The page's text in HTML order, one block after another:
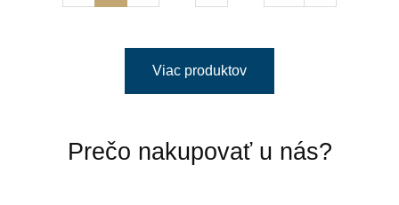
Viac produktov
Prečo nakupovať u nás?